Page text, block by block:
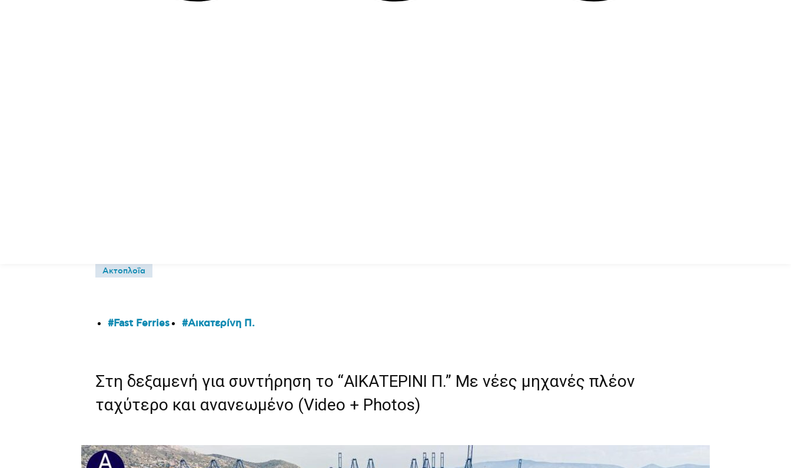
Ακτοπλοΐα
Fast Ferries Αικατερίνη Π.
Στη δεξαμενή για συντήρηση το “ΑΙΚΑΤΕΡΙΝΙ Π.” Mε νέες μηχανές πλέον
ταχύτερο και ανανεωμένο (Video + Photos)